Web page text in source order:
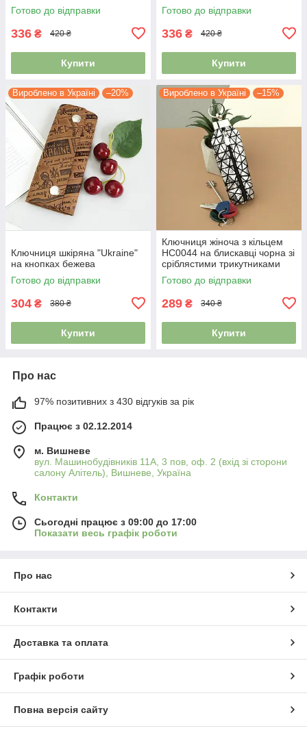
Готово до відправки
336 ₴ 420 ₴
Купити
Готово до відправки
336 ₴ 420 ₴
Купити
Вироблено в Україні –20%
Ключниця шкіряна "Ukraine"
на кнопках бежева
Готово до відправки
304 ₴ 380 ₴
Купити
Вироблено в Україні –15%
Ключниця жіноча з кільцем
HC0044 на блискавці чорна зі
сріблястими трикутниками
Готово до відправки
289 ₴ 340 ₴
Купити
Про нас
97% позитивних з 430 відгуків за рік
Працює з 02.12.2014
м. Вишневе
вул. Машинобудівників 11А, 3 пов, оф. 2 (вхід зі сторони
салону Алітель), Вишневе, Україна
Контакти
Сьогодні працює з 09:00 до 17:00
Показати весь графік роботи
Про нас
Контакти
Доставка та оплата
Графік роботи
Повна версія сайту